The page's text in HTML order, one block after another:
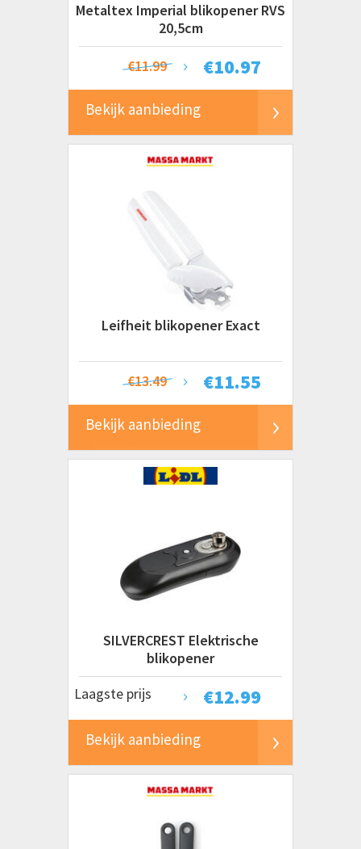
Metaltex Imperial blikopener RVS
20,5cm
€10.97
€11.99
Bekijk aanbieding
Leifheit blikopener Exact
€11.55
€13.49
Bekijk aanbieding
SILVERCREST Elektrische
blikopener
€12.99
Laagste prijs
Bekijk aanbieding